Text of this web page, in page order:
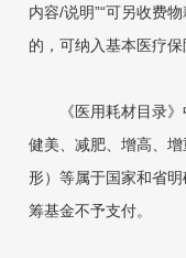
内容/说明”“可另收费
的，可纳入基本医疗保
《医用耗材目录》
健美、减肥、增高、
形）等属于国家和省
筹基金不予支付。